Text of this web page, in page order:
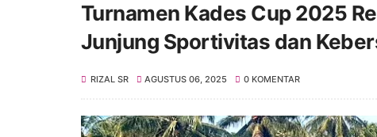
Turnamen Kades Cup 2025
Junjung Sportivitas dan
RIZAL SR AGUSTUS 06, 2025 0 KOMENTAR